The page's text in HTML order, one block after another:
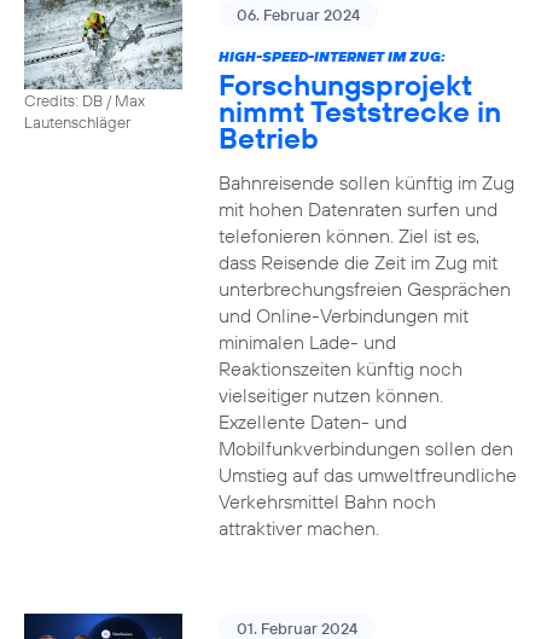
Credits: DB / Max
Lautenschläger
06. Februar 2024
HIGH-SPEED-INTERNET IM ZUG:
Forschungsprojekt
nimmt Teststrecke in
Betrieb
Bahnreisende sollen künftig im Zug
mit hohen Datenraten surfen und
telefonieren können. Ziel ist es,
dass Reisende die Zeit im Zug mit
unterbrechungsfreien Gesprächen
und Online-Verbindungen mit
minimalen Lade- und
Reaktionszeiten künftig noch
vielseitiger nutzen können.
Exzellente Daten- und
Mobilfunkverbindungen sollen den
Umstieg auf das umweltfreundliche
Verkehrsmittel Bahn noch
attraktiver machen.
01. Februar 2024